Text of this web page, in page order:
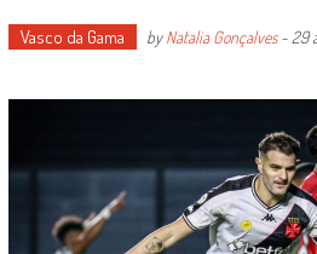
Vasco da Gama byNatalia Gonçalves- 29